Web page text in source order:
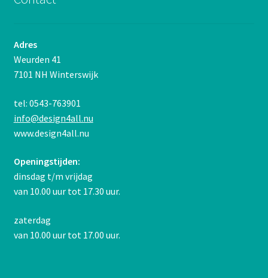
Adres
Weurden 41
7101 NH Winterswijk
tel: 0543-763901
info@design4all.nu
www.design4all.nu
Openingstijden:
dinsdag t/m vrijdag
van 10.00 uur tot 17.30 uur.
zaterdag
van 10.00 uur tot 17.00 uur.